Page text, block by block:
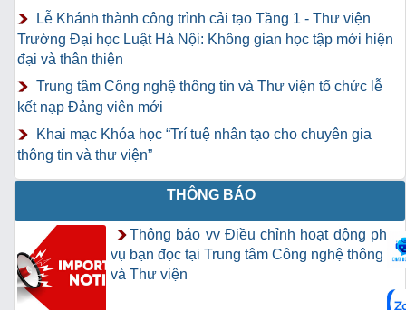
Lễ Khánh thành công trình cải tạo Tầng 1 - Thư viện
Trường Đại học Luật Hà Nội: Không gian học tập mới hiện
đại và thân thiện
Trung tâm Công nghệ thông tin và Thư viện tổ chức lễ
kết nạp Đảng viên mới
Khai mạc Khóa học “Trí tuệ nhân tạo cho chuyên gia
thông tin và thư viện”
THÔNG BÁO
Thông báo vv Điều chỉnh hoạt động phục
vụ bạn đọc tại Trung tâm Công nghệ thông tin
và Thư viện